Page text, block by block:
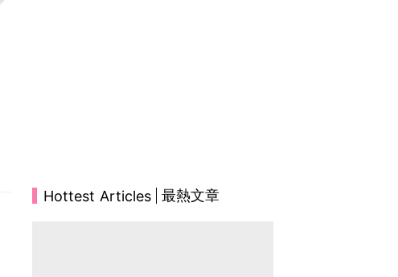
Hottest Articles 最熱文章